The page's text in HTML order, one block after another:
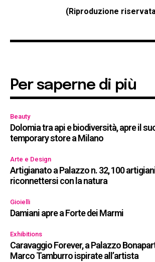
(Riproduzione
Per saperne di più
Beauty
Dolomia tra api e biodiversità, apre il
temporary store a Milano
Arte e Design
Artigianato a Palazzo n. 32, 100
riconnettersi con la natura
Gioielli
Damiani apre a Forte dei Marmi
Exhibitions
Caravaggio Forever, a Palazzo
Marco Tamburro ispirate all’artista